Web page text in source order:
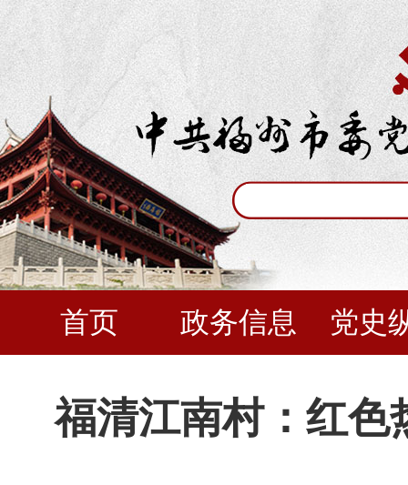
首页 政务信息 党史
福清江南村：红色